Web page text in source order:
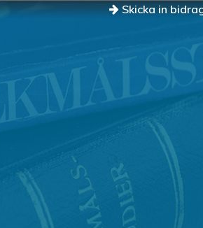
Skicka in